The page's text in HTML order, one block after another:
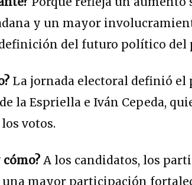
y un mayor
del futuro político del
La jornada electoral definió el
la Espriella e Iván Cepeda,
votos.
A los candidatos, los
una mayor participación